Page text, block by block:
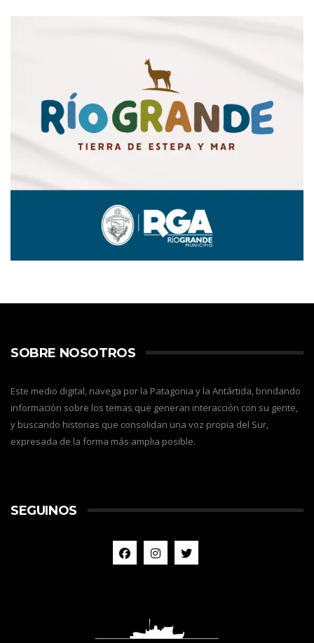
SOBRE NOSOTROS
Este medio digital, navega por la Patagonia y la Antártida, brindando
información sobre los temas que generan interacción con su gente,
y buscando historias que consolidan una voz propia del Sur,
expresada de la forma más amplia posible.
SEGUINOS